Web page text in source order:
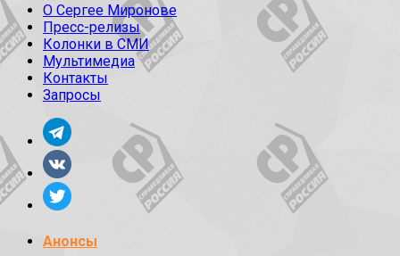
О Сергее Миронове
Пресс-релизы
Колонки в СМИ
Мультимедиа
Контакты
Запросы
Анонсы